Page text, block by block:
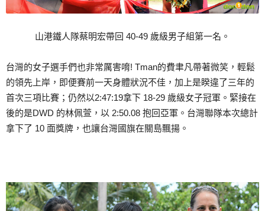
山港鐵人隊蔡明宏帶回 40-49 歲級男子組第一名。
台灣的女子選手們也非常厲害唷! Tman的費聿凡帶著微笑，輕鬆
的領先上岸，即便賽前一天身體狀況不佳，加上是睽違了三年的
首次三項比賽；仍然以2:47:19拿下 18-29 歲級女子冠軍。緊接在
後的是DWD 的林佩萱，以 2:50.08 抱回亞軍。台灣聯隊本次總計
拿下了 10 面獎牌，也讓台灣國旗在關島飄揚。